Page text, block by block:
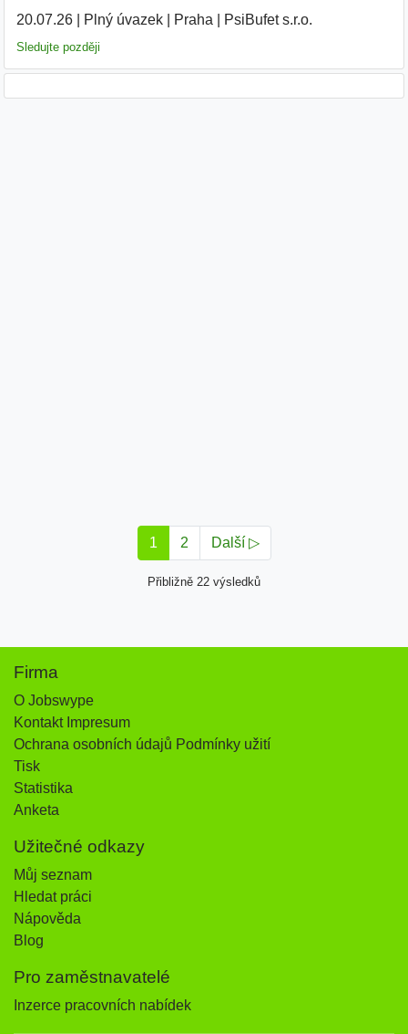
20.07.26| Plný úvazek| Praha PsiBufet s.r.o.
Sledujte později
1 2 Další ▷
Přibližně 22 výsledků
Firma
O Jobswype
Kontakt Impresum
Ochrana osobních údajů Podmínky užití
Tisk
Statistika
Anketa
Užitečné odkazy
Můj seznam
Hledat práci
Nápověda
Blog
Pro zaměstnavatelé
Inzerce pracovních nabídek